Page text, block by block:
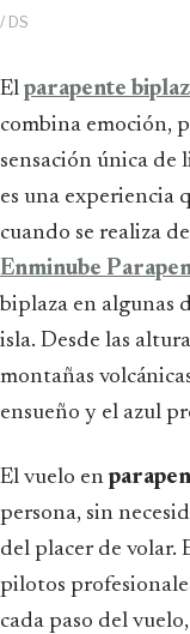
/ DS
El parapente
combina emoción,
sensación única de
es una experiencia
cuando se realiza
Enminube
biplaza en algunas
isla. Desde las
montañas
ensueño y el azul
El vuelo en
persona, sin
del placer de volar.
pilotos
cada paso del